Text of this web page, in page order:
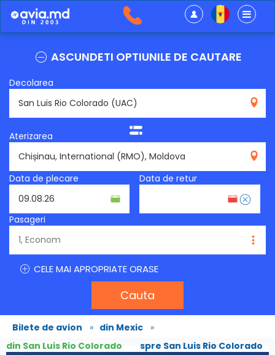
ASCUNDETI OPTIUNILE DE CAUTARE
Decolarea
Aterizarea
Data de plecare
Data de retur
Pasageri
CELE MAI APROPRIATE ORASE
Cauta
Bilete de avion » din Mexic »
din San Luis Rio Colorado
spre San Luis Rio Colorado